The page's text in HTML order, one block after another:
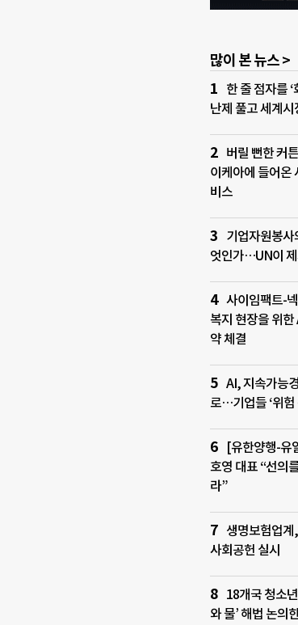
많이 본 뉴스 >
한 줄 점자를
난제 풀고 세계시
버릴 뻔한 커
이케아에 들어온
비스
기업자원봉사
엇인가…UN이
사이임팩트-
복지 현장을 위한
약 체결
AI, 지속가능
로…기업들 ‘위험
[유한양행-유
호영 대표 “선의
라”
생명보험업계
사회공헌 실시
18개국 청소
와 물’ 해법 논의